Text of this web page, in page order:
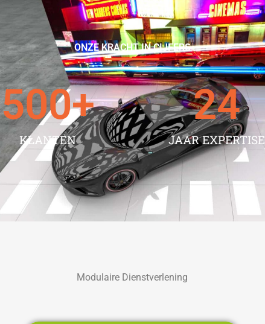
ONZE KRACHT IN CIJFERS
KLANTEN
500+
JAAR EXPERTISE
24
Modulaire Dienstverlening